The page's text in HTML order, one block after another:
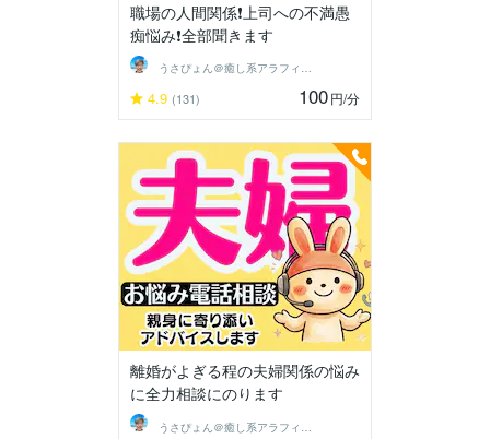
職場の人間関係❗上司への不満愚
痴悩み❗全部聞きます
うさぴょん＠癒し系アラフィフ心寄り添い人
4.9 (131) 100円/分
離婚がよぎる程の夫婦関係の悩み
に全力相談にのります